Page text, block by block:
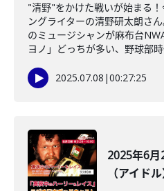
"清野"をかけた戦いが始まる
ングライターの清野研太朗さ
のミュージシャンが麻布台
ヨノ」どっちが多い、野球部
2025.07.08 |00:27:25
2025年6
（アイドル